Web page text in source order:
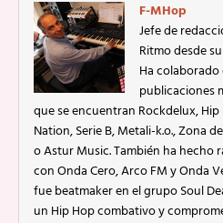
F-MHop
Jefe de
Ritmo desde
Ha
publicaciones
que se encuentran Rockdelux,
Nation, Serie B, Metali-k.o., Zona
o Astur Music. También ha hecho
con Onda Cero, Arco FM y Onda
fue beatmaker en el grupo Soul
un Hip Hop combativo y